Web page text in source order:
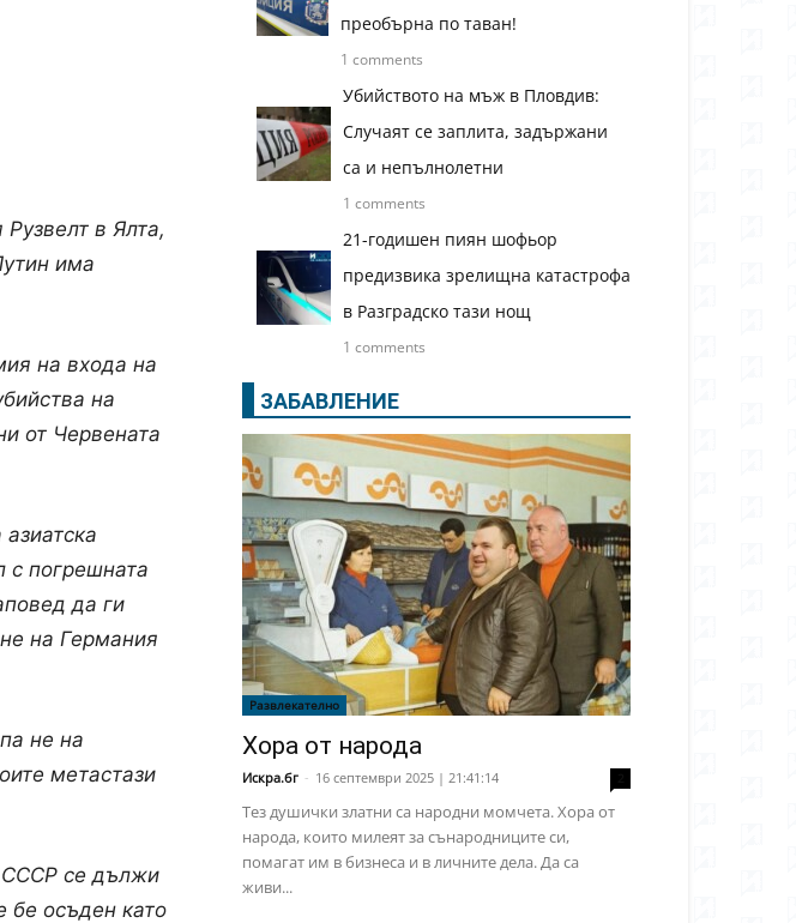
в Ялта,
има
на входа на
на
от Червената
погрешната
да ги
на Германия
не на
метастази
СССР се дължи
бе осъден като
преобърна по таван!
1 comments
Убийството на мъж в Пловдив:
Случаят се заплита, задържани
са и непълнолетни
1 comments
21-годишен пиян шофьор
предизвика зрелищна катастрофа
в Разградско тази нощ
1 comments
ЗАБАВЛЕНИЕ
Развлекателно
Хора от народа
Искра.бг - 16 септември 2025 | 21:41:14
Тез душички златни са народни момчета. Хора от
народа, които милеят за сънародниците си,
помагат им в бизнеса и в личните дела. Да са
живи...